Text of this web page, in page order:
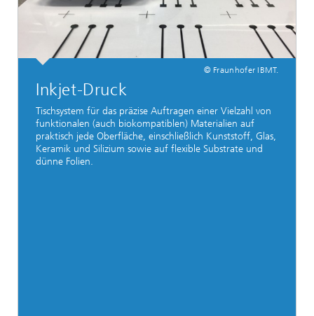
© Fraunhofer IBMT.
Inkjet-Druck
Tischsystem für das präzise Auftragen einer Vielzahl von
funktionalen (auch biokompatiblen) Materialien auf
praktisch jede Oberfläche, einschließlich Kunststoff, Glas,
Keramik und Silizium sowie auf flexible Substrate und
dünne Folien.